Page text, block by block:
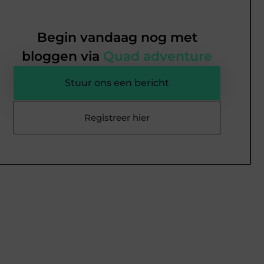
Begin vandaag nog met
bloggen via Quad adventure
Stuur ons een bericht
Registreer hier